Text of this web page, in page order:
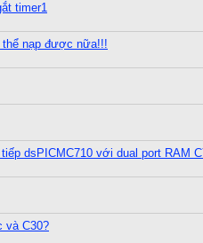
timer1
thể nạp được nữa!!!
dsPICMC710 với dual port RAM
và C30?